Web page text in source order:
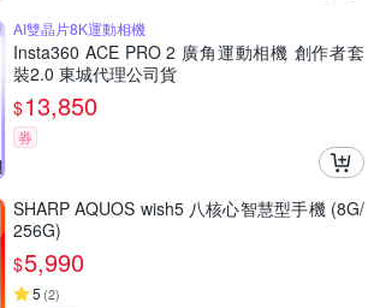
AI雙晶片8K運動相機
Insta360 ACE PRO 2 廣角運動相機 創作者套
裝2.0 東城代理公司貨
$13,850
券
SHARP AQUOS wish5 八核心智慧型手機 (8G/
256G)
$5,990
5 (2)